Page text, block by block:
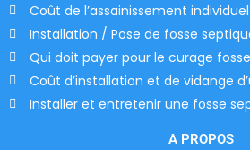
Coût de l’assainissement individuel
Installation / Pose de fosse
Qui doit payer pour le curage
Coût d’installation et de vidange
Installer et entretenir une fosse
A PROPOS